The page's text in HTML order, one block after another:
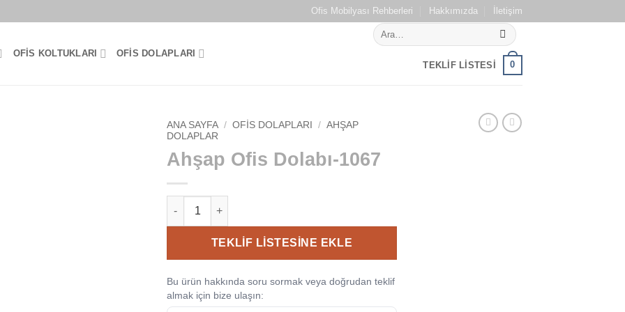
Ofis Mobilyası Rehberleri Hakkımızda İletişim
OFIS KOLTUKLARI OFIS DOLAPLARI
Ara:
TEKLIF LISTESI 0
ANA SAYFA / OFIS DOLAPLARI / AHŞAP
DOLAPLAR
Ahşap Ofis Dolabı-1067
TEKLIF LISTESINE EKLE
Bu ürün hakkında soru sormak veya doğrudan teklif
almak için bize ulaşın: